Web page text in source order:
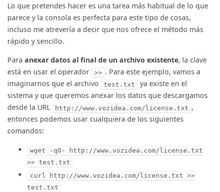
Lo que pretendes hacer es una tarea más habitual de lo que
parece y la consola es perfecta para este tipo de cosas,
incluso me atrevería a decir que nos ofrece el método más
rápido y sencillo.
Para anexar datos al final de un archivo existente, la clave
está en usar el operador
>> . Para este ejemplo, vamos a
imaginarnos que el archivo
test.txt
ya existe en el
sistema y que queremos anexar los datos que descargamos
desde la URL
http://www.vozidea.com/license.txt ,
entonces podemos usar cualquiera de los siguientes
comandos:
wget -qO- http://www.vozidea.com/license.txt
>> test.txt
curl http://www.vozidea.com/license.txt >>
test.txt